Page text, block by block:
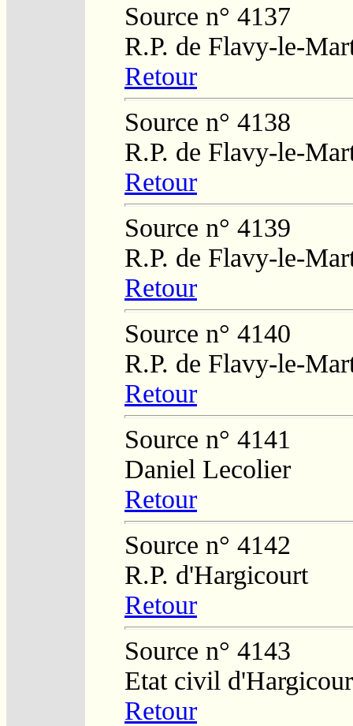
Source n° 4137
R.P. de Flavy-le-
Retour
Source n° 4138
R.P. de Flavy-le-
Retour
Source n° 4139
R.P. de Flavy-le-
Retour
Source n° 4140
R.P. de Flavy-le-
Retour
Source n° 4141
Daniel Lecolier
Retour
Source n° 4142
R.P. d'Hargicourt
Retour
Source n° 4143
Etat civil
Retour